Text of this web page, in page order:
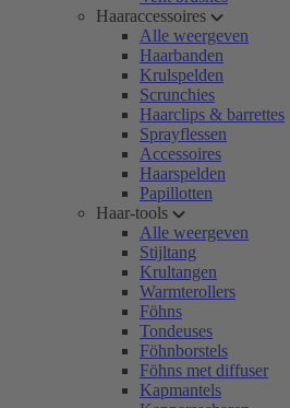
Haaraccessoires
Alle weergeven
Haarbanden
Krulspelden
Scrunchies
Haarclips & barrettes
Sprayflessen
Accessoires
Haarspelden
Papillotten
Haar-tools
Alle weergeven
Stijltang
Krultangen
Warmterollers
Föhns
Tondeuses
Föhnborstels
Föhns met diffuser
Kapmantels